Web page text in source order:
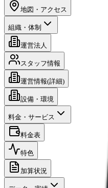
地図・アクセス
組織・体制
運営法人
スタッフ情報
運営情報(詳細)
設備・環境
料金・サービス
料金表
特色
加算状況